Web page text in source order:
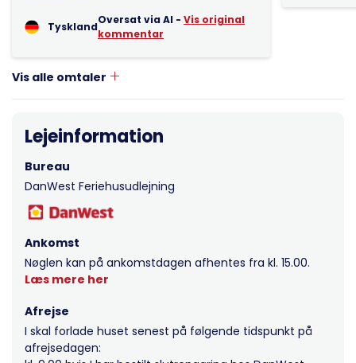
Tyskland
Oversat via AI - Vis original
kommentar
Vis alle omtaler
Lejeinformation
Bureau
DanWest Feriehusudlejning
Ankomst
Nøglen kan på ankomstdagen afhentes fra kl. 15.00.
Læs mere her
Afrejse
I skal forlade huset senest på følgende tidspunkt på
afrejsedagen: